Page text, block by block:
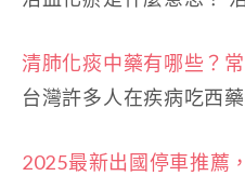
清肺化痰中藥有哪些？
台灣許多人在疾病吃西
2025最新出國停車推薦